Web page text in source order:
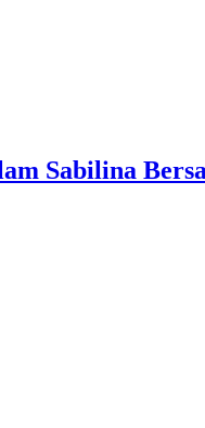
Sabilina